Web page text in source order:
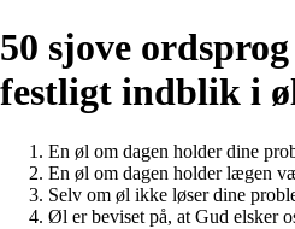
50 sjove
festligt indblik i
En øl om dagen holder dine
En øl om dagen holder lægen
Selv om øl ikke løser dine
Øl er beviset på, at Gud elsker